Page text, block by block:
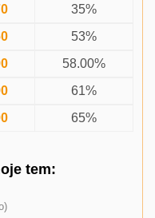
35%
53%
58.00%
61%
65%
tem: